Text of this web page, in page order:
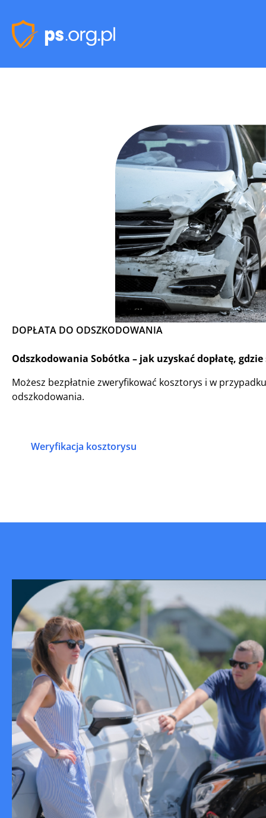
DOPŁATA DO ODSZKODOWANIA
Odszkodowania Sobótka – jak uzyskać dopłatę,
Możesz bezpłatnie zweryfikować kosztorys i w
odszkodowania.
Weryfikacja kosztorysu